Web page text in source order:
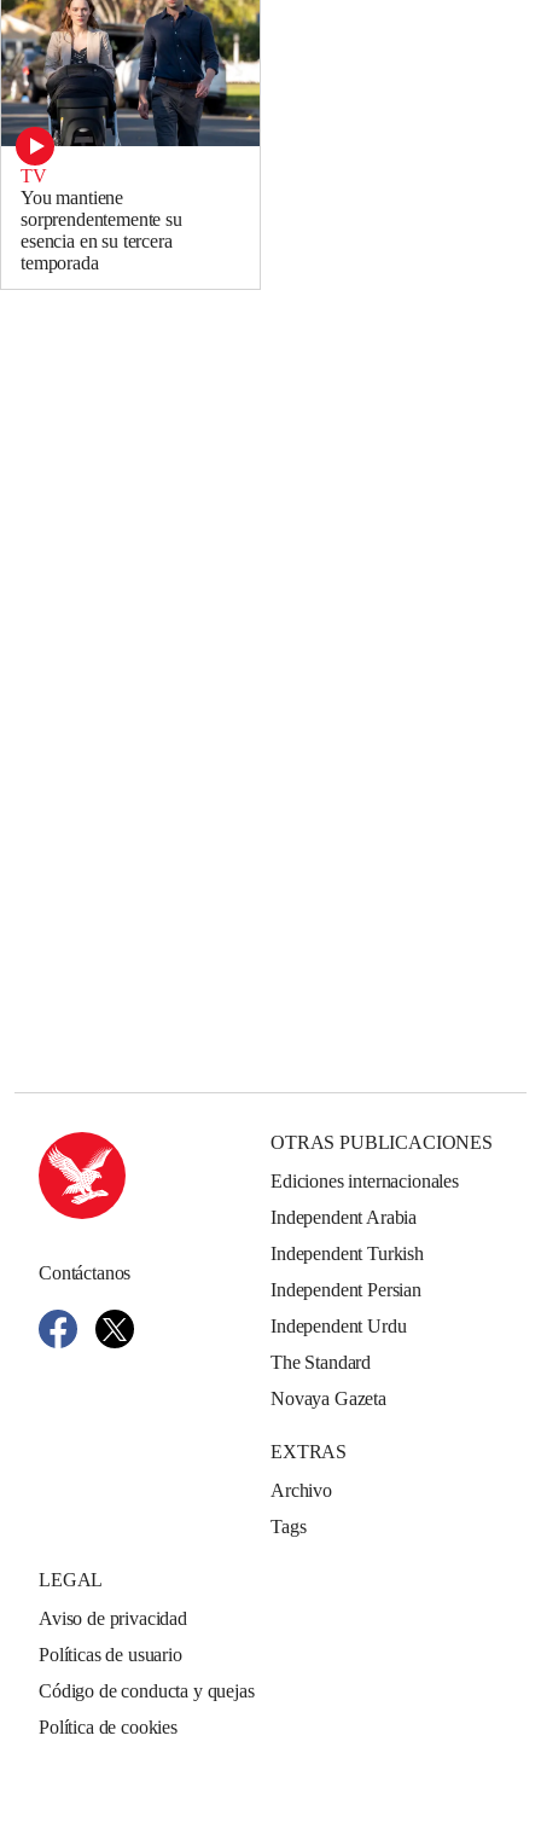
TV
You mantiene
sorprendentemente su
esencia en su tercera
temporada
Contáctanos
OTRAS PUBLICACIONES
Ediciones internacionales
Independent Arabia
Independent Turkish
Independent Persian
Independent Urdu
The Standard
Novaya Gazeta
EXTRAS
Archivo
Tags
LEGAL
Aviso de privacidad
Políticas de usuario
Código de conducta y quejas
Política de cookies